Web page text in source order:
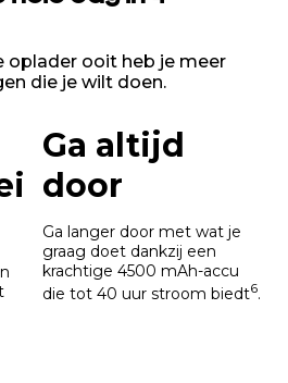
oplader ooit heb je meer
die je wilt doen.
Ga altijd
door
Ga langer door met wat je
graag doet dankzij een
krachtige 4500 mAh-accu
die tot 40 uur stroom biedt6.